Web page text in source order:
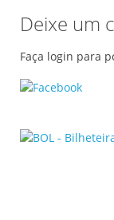
Deixe um
Faça login para